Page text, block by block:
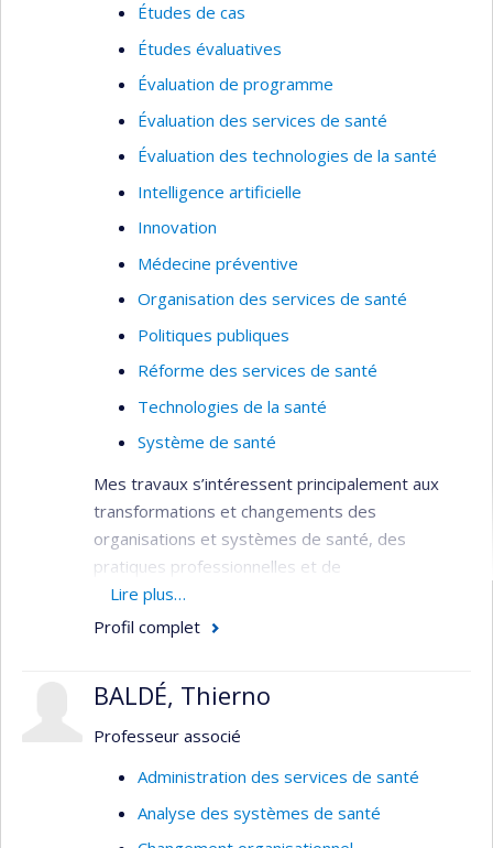
Études de cas
Études évaluatives
Évaluation de programme
Évaluation des services de santé
Évaluation des technologies de la santé
Intelligence artificielle
Innovation
Médecine préventive
Organisation des services de santé
Politiques publiques
Réforme des services de santé
Technologies de la santé
Système de santé
Mes travaux s’intéressent principalement aux
transformations et changements des
organisations et systèmes de santé, des
pratiques professionnelles et de
l'utilisation/consommation des services à la
lumière des innovations et/ou enjeux (re)-
intelligence artificielle et autres technologies de
santé numérique), crises sanitaires (ex. COVID-
écologique).
J’œuvre dans l’évaluation stratégique des projets
Lire plus…
Profil complet
BALDÉ, Thierno
Professeur associé
Administration des services de santé
Analyse des systèmes de santé